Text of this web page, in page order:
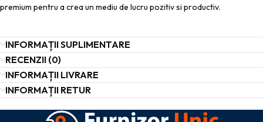
premium pentru a crea un mediu de lucru pozitiv si productiv.
INFORMAȚII SUPLIMENTARE
RECENZII (0)
INFORMAȚII LIVRARE
INFORMAȚII RETUR